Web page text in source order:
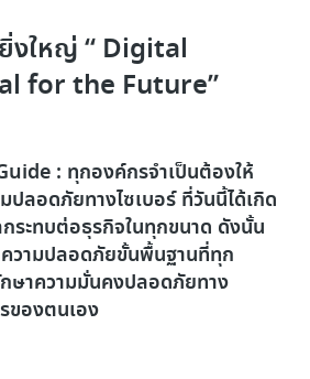
งใหญ่ “ Digital
for the Future”
: ทุกองค์กรจำเป็นต้องให้
ลอดภัยทางไซเบอร์ ที่วันนี้ได้เกิด
ระทบต่อธุรกิจในทุกขนาด ดังนั้น
ความปลอดภัยขั้นพื้นฐานที่ทุก
ษาความมั่นคงปลอดภัยทาง
ของตนเอง